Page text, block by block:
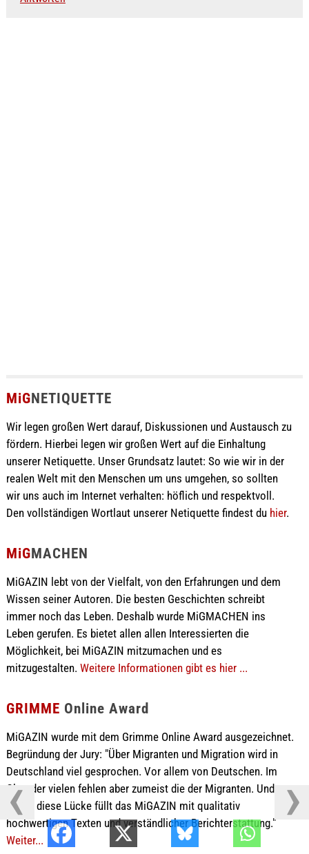
MiGNETIQUETTE
Wir legen großen Wert darauf, Diskussionen und Austausch zu
fördern. Hierbei legen wir großen Wert auf die Einhaltung
unserer Netiquette. Unser Grundsatz lautet: So wie wir in der
realen Welt mit den Menschen um uns umgehen, so sollten
wir uns auch im Internet verhalten: höflich und respektvoll.
Den vollständigen Wortlaut unserer Netiquette findest du hier.
MiGMACHEN
MiGAZIN lebt von der Vielfalt, von den Erfahrungen und dem
Wissen seiner Autoren. Die besten Geschichten schreibt
immer noch das Leben. Deshalb wurde MiGMACHEN ins
Leben gerufen. Es bietet allen allen Interessierten die
Möglichkeit, bei MiGAZIN mitzumachen und es
mitzugestalten. Weitere Informationen gibt es hier ...
GRIMME Online Award
MiGAZIN wurde mit dem Grimme Online Award ausgezeichnet.
Begründung der Jury: "Über Migranten und Migration wird in
Deutschland viel gesprochen. Vor allem von Deutschen. Im
Chor der vielen fehlen aber zumeist die der Migranten. Und
genau diese Lücke füllt das MiGAZIN mit qualitativ
hochwertigen Texten und verständlicher Berichterstattung."
Weiter...